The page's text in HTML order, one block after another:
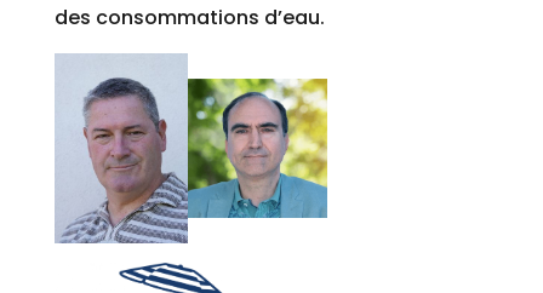
des consommations d’eau.